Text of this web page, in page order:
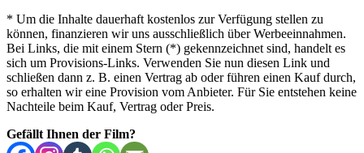
* Um die Inhalte dauerhaft kostenlos zur Verfügung stellen zu
können, finanzieren wir uns ausschließlich über Werbeeinnahmen.
Bei Links, die mit einem Stern (*) gekennzeichnet sind, handelt es
sich um Provisions-Links. Verwenden Sie nun diesen Link und
schließen dann z. B. einen Vertrag ab oder führen einen Kauf durch,
so erhalten wir eine Provision vom Anbieter. Für Sie entstehen keine
Nachteile beim Kauf, Vertrag oder Preis.
Gefällt Ihnen der Film?